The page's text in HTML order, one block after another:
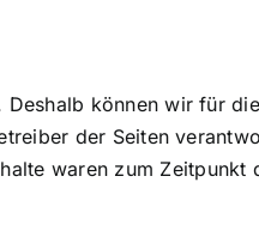
können wir für
der Seiten
waren zum Zeitpunkt